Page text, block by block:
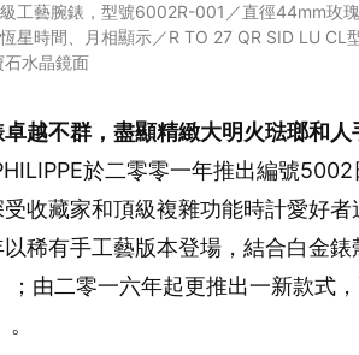
工藝腕錶，型號6002R-001／直徑44mm玫
星時間、月相顯示／R TO 27 QR SID LU CL
水晶鏡面
越不群，盡顯精緻大明火琺瑯和人
於二零零一年推出編號
收藏家和頂級複雜功能時計愛好
稀有手工藝版本登場，結合白金
由二零一六年起更推出一新款式